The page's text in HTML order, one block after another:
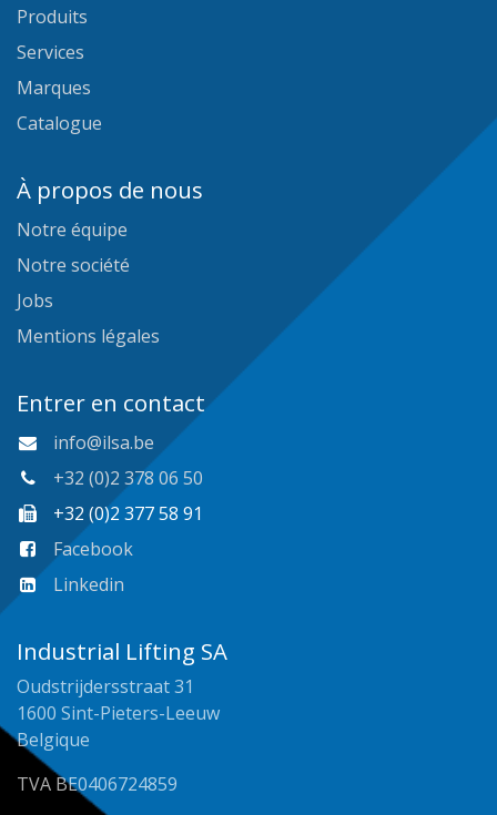
Produits
Services
Marques
Catalogue
À propos de nous
Notre équipe
Notre société
Jobs
Mentions légales
Entrer en contact
info@ilsa.be
+32 (0)2 378 06 50
+32 (0)2 377 58 91
Facebook
Linkedin
Industrial Lifting SA
Oudstrijdersstraat 31
1600 Sint-Pieters-Leeuw
Belgique
TVA BE0406724859